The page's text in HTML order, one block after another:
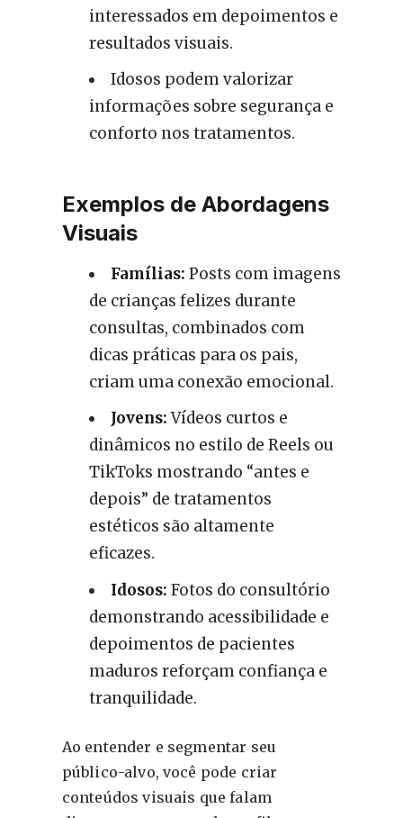
interessados em depoimentos e
resultados visuais.
Idosos podem valorizar
informações sobre segurança e
conforto nos tratamentos.
Exemplos de Abordagens
Visuais
Famílias: Posts com imagens
de crianças felizes durante
consultas, combinados com
dicas práticas para os pais,
criam uma conexão emocional.
Jovens:Vídeos curtos e
dinâmicos no estilo de Reels ou
TikToks mostrando “antes e
depois” de tratamentos
estéticos são altamente
eficazes.
Idosos: Fotos do consultório
demonstrando acessibilidade e
depoimentos de pacientes
maduros reforçam confiança e
tranquilidade.
Ao entender e segmentar seu
público-alvo, você pode criar
conteúdos visuais que falam